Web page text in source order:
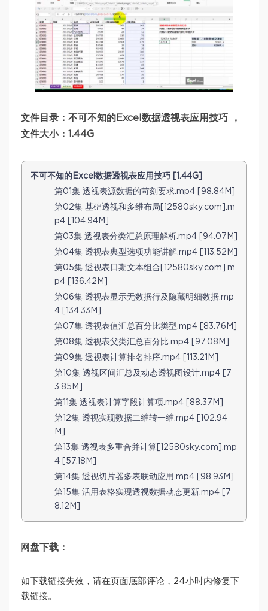
文件目录：不可不知的Excel数据透视表应用技巧 ，
文件大小：1.44G
不可不知的Excel数据透视表应用技巧 [1.44G]
第01集 透视表源数据的苛刻要求.mp4 [98.84M]
第02集 基础透视和多维布局[12580sky.com].m
p4 [104.94M]
第03集 透视表分类汇总原理解析.mp4 [94.07M]
第04集 透视表典型选项功能讲解.mp4 [113.52M]
第05集 透视表日期文本组合[12580sky.com].m
p4 [136.42M]
第06集 透视表显示无数据行及隐藏明细数据.mp
4 [134.33M]
第07集 透视表值汇总百分比类型.mp4 [83.76M]
第08集 透视表父类汇总百分比.mp4 [97.08M]
第09集 透视表计算排名排序.mp4 [113.21M]
第10集 透视区间汇总及动态透视图设计.mp4 [7
3.85M]
第11集 透视表计算字段计算项.mp4 [88.37M]
第12集 透视实现数据二维转一维.mp4 [102.94
M]
第13集 透视表多重合并计算[12580sky.com].mp
4 [57.18M]
第14集 透视切片器多表联动应用.mp4 [98.93M]
第15集 活用表格实现透视数据动态更新.mp4 [7
8.12M]
网盘下载：
如下载链接失效，请在页面底部评论，24小时内修复下
载链接。